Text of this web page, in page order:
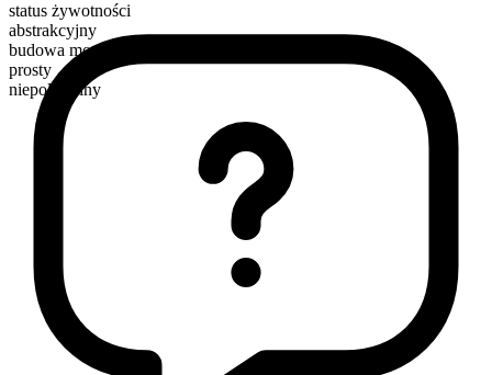
status żywotności
abstrakcyjny
budowa morfologiczna
prosty
niepoliczalny